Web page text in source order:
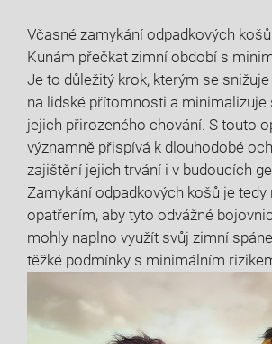
Včasné zamykání odpadkových
Kunám přečkat zimní období s
Je to důležitý krok, kterým se
na lidské přítomnosti a minimalizuje
jejich přirozeného chování. S touto
významně přispívá k dlouhodobé
zajištění jejich trvání i v budoucích
Zamykání odpadkových košů je tedy
opatřením, aby tyto odvážné
mohly naplno využít svůj zimní
těžké podmínky s minimálním